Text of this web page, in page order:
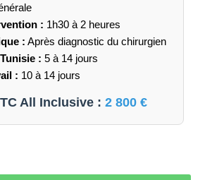
: 1h30 à 2 heures
: Après diagnostic du chirurgien
: 5 à 14 jours
: 10 à 14 jours
All Inclusive :2 800 €